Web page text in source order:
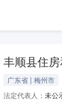
丰顺县住
广东省 | 梅州市
法定代表人： 未公